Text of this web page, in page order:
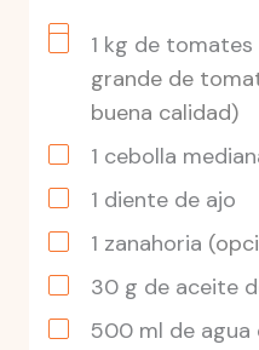
1 kg de tomates
grande de
buena calidad)
1 cebolla
1 diente de ajo
1 zanahoria
30 g de aceite
500 ml de agua